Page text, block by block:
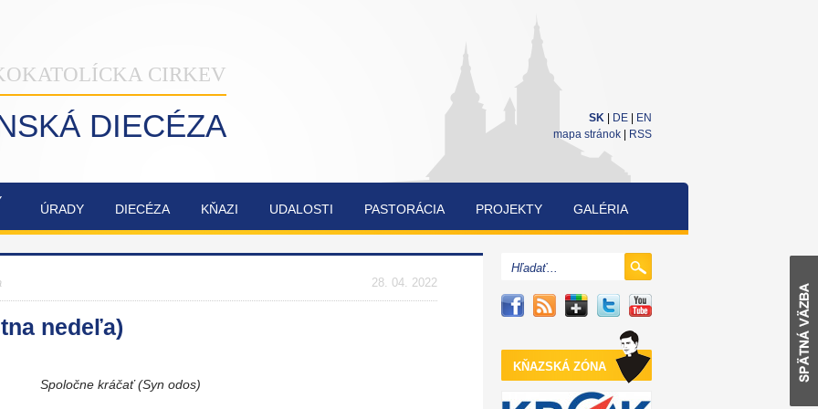
SK DE
EN
mapa stránok
RSS
CIRKEV
DIECÉZA
ÚRADY DIECÉZA KŇAZI UDALOSTI PASTORÁCIA PROJEKTY GALÉRIA
NAŠA
OBNOVA
TROJICE
SYNODA
CUKRÁRENSKÁ
SÚŤAŽ
KŇAZSKÁ ZÓNA
28. 04. 2022
nedeľa)
Spoločne kráčať (Syn odos)